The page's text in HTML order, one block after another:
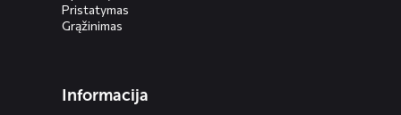
Pristatymas
Grąžinimas
Informacija